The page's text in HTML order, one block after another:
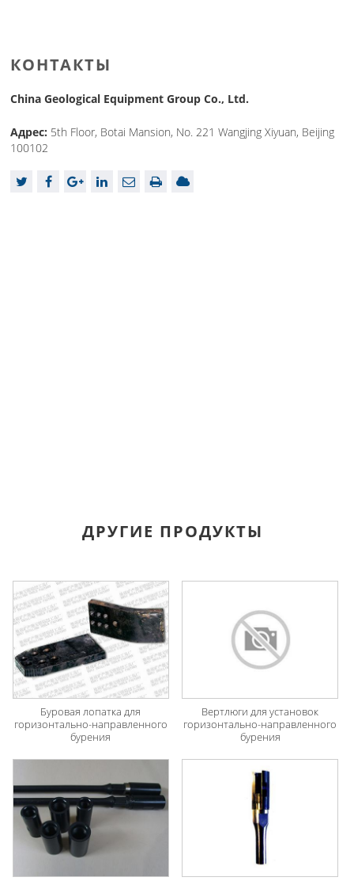
КОНТАКТЫ
China Geological Equipment Group Co., Ltd.
Адрес: 5th Floor, Botai Mansion, No. 221 Wangjing Xiyuan, Beijing
100102
ДРУГИЕ ПРОДУКТЫ
Буровая лопатка для
горизонтально-направленного
бурения
Вертлюги для установок
горизонтально-направленного
бурения